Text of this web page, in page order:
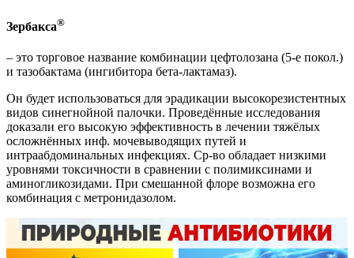
Зербакса®
– это торговое название комбинации цефтолозана (5-е покол.)
и тазобактама (ингибитора бета-лактамаз).
Он будет использоваться для эрадикации высокорезистентных
видов синегнойной палочки. Проведённые исследования
доказали его высокую эффективность в лечении тяжёлых
осложнённых инф. мочевыводящих путей и
интраабдоминальных инфекциях. Ср-во обладает низкими
уровнями токсичности в сравнении с полимиксинами и
аминогликозидами. При смешанной флоре возможна его
комбинация с метронидазолом.